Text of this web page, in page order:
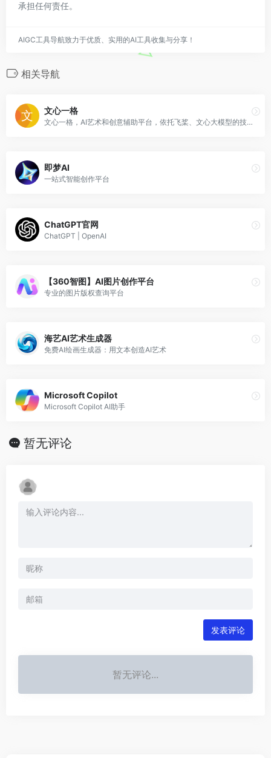
承担任何责任。
AIGC工具导航致力于优质、实用的AI工具收集与分享！
相关导航
文心一格
文心一格，AI艺术和创意辅助平台，依托飞桨、文心大模型的技术创新推出的“AI作画”产品，可轻松驾驭多种风格，人人皆可“一语成画”
即梦AI
一站式智能创作平台
ChatGPT官网
ChatGPT | OpenAI
【360智图】AI图片创作平台
专业的图片版权查询平台
海艺AI艺术生成器
免费AI绘画生成器：用文本创造AI艺术
Microsoft Copilot
Microsoft Copilot AI助手
暂无评论
发表评论
暂无评论...